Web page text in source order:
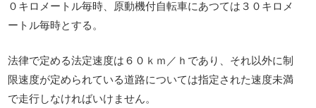
０キロメートル毎時、原動機付自転車にあつては３０キロメ
ートル毎時とする。
法律で定める法定速度は６０ｋｍ／ｈであり、それ以外に制
限速度が定められている道路については指定された速度未満
で走行しなければいけません。